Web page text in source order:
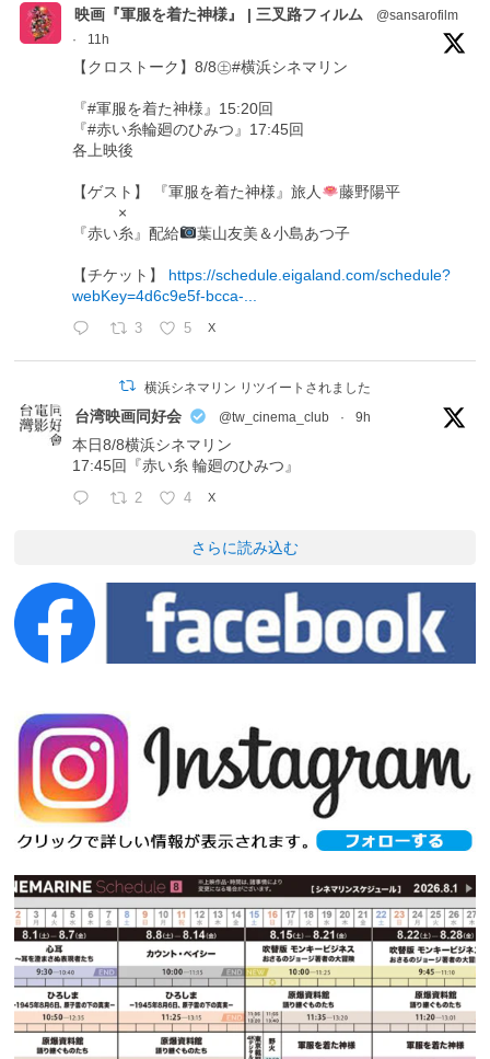
映画『軍服を着た神様』 | 三叉路フィルム
@sansarofilm
·
11h
【クロストーク】8/8㊏#横浜シネマリン
『#軍服を着た神様』15:20回
『#赤い糸輪廻のひみつ』17:45回
各上映後
【ゲスト】 『軍服を着た神様』旅人
藤野陽平
×
『赤い糸』配給
葉山友美＆小島あつ子
【チケット】 https://schedule.eigaland.com/schedule?
webKey=4d6c9e5f-bcca-...
3 5 X
横浜シネマリン リツイートされました
台湾映画同好会 @tw_cinema_club · 9h
本日8/8横浜シネマリン
17:45回『赤い糸 輪廻のひみつ』
2 4 X
さらに読み込む